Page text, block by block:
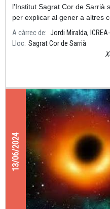
l'Institut Sagrat Cor de Sarrià
per explicar al gener a altres
l'exposició de l'ICCUB "
A càrrec de
Jordi Miralda, ICREA-
Lloc Sagrat Cor de Sarrià
13/06/2024